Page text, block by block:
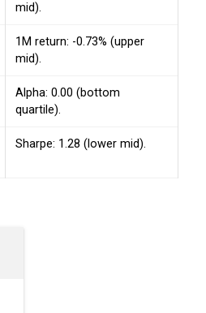
mid).
1M return: -0.73% (upper
mid).
Alpha: 0.00 (bottom
quartile).
Sharpe: 1.28 (lower mid).